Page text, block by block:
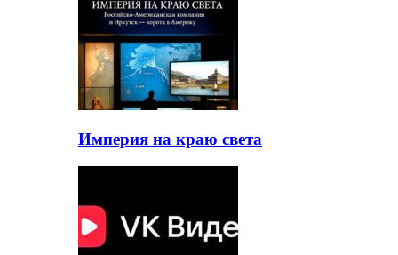
Империя на краю света